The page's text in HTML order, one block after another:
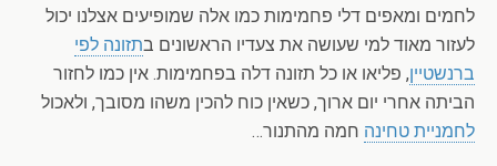
לחמים ומאפים דלי פחמימות כמו אלה שמופיעים אצלנו יכול
לעזור מאוד למי שעושה את צעדיו הראשונים בתזונה לפי
ברנשטיין, פליאו או כל תזונה דלה בפחמימות. אין כמו לחזור
הביתה אחרי יום ארוך, כשאין כוח להכין משהו מסובך, ולאכול
לחמניית טחינה חמה מהתנור…